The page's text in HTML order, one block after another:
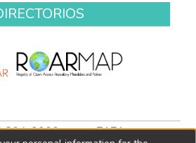
204-9900 anexo 7171